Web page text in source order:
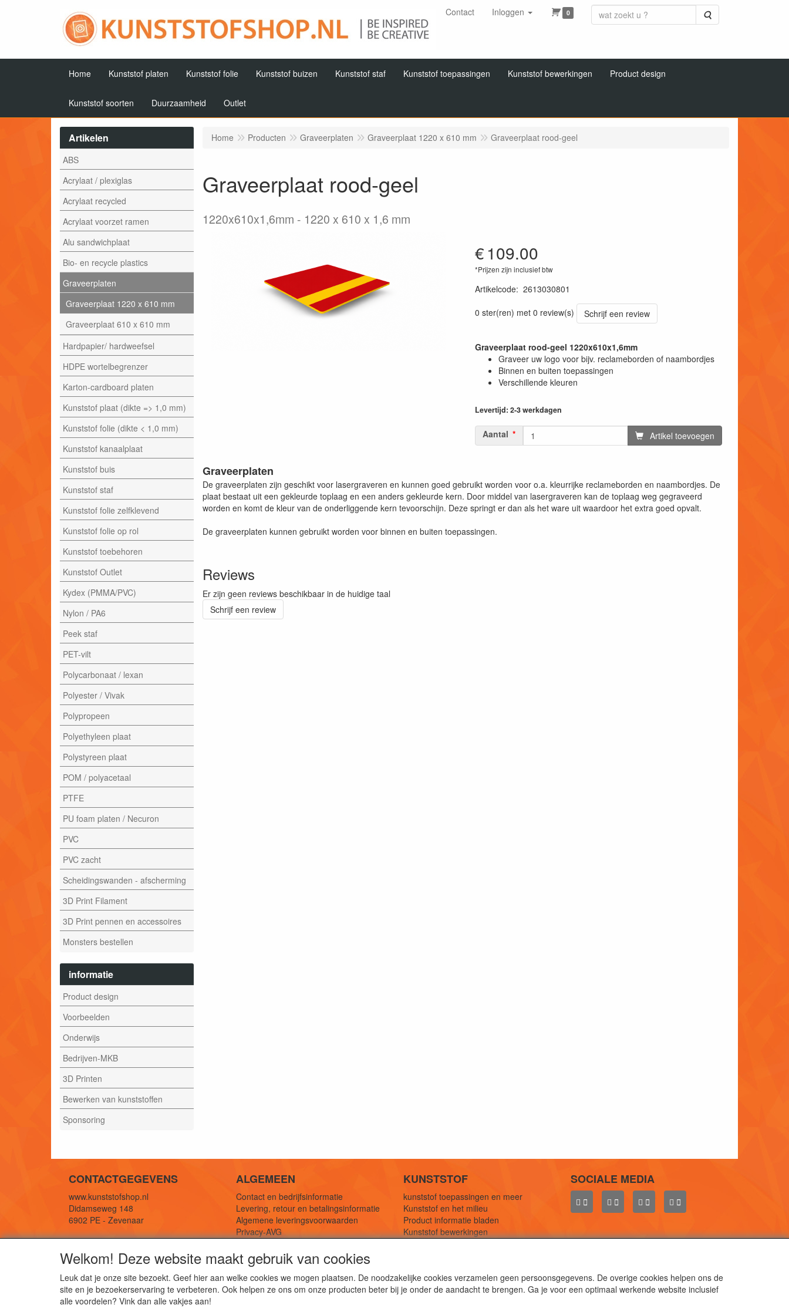
Contact Inloggen 0 Zoeken
Home Kunststof platen Kunststof folie Kunststof buizen Kunststof staf Kunststof toepassingen Kunststof bewerkingen Product design
Kunststof soorten Duurzaamheid Outlet
Artikelen
ABS
Acrylaat / plexiglas
Acrylaat recycled
Acrylaat voorzet ramen
Alu sandwichplaat
Bio- en recycle plastics
Graveerplaten
Graveerplaat 1220 x 610 mm
Graveerplaat 610 x 610 mm
Hardpapier/ hardweefsel
HDPE wortelbegrenzer
Karton-cardboard platen
Kunststof plaat (dikte => 1,0 mm)
Kunststof folie (dikte < 1,0 mm)
Kunststof kanaalplaat
Kunststof buis
Kunststof staf
Kunststof folie zelfklevend
Kunststof folie op rol
Kunststof toebehoren
Kunststof Outlet
Kydex (PMMA/PVC)
Nylon / PA6
Peek staf
PET-vilt
Polycarbonaat / lexan
Polyester / Vivak
Polypropeen
Polyethyleen plaat
Polystyreen plaat
POM / polyacetaal
PTFE
PU foam platen / Necuron
PVC
PVC zacht
Scheidingswanden - afscherming
3D Print Filament
3D Print pennen en accessoires
Monsters bestellen
informatie
Product design
Voorbeelden
Onderwijs
Bedrijven-MKB
3D Printen
Bewerken van kunststoffen
Sponsoring
Home Producten Graveerplaten Graveerplaat 1220 x 610 mm Graveerplaat rood-geel
Graveerplaat rood-geel
1220x610x1,6mm 1220 x 610 x 1,6 mm
€109.00
*Prijzen zijn inclusief btw
Artikelcode: 2613030801
0 ster(ren) met 0 review(s)
Schrijf een review
Graveerplaat rood-geel 1220x610x1,6mm
Graveer uw logo voor bijv. reclameborden of naambordjes
Binnen en buiten toepassingen
Verschillende kleuren
Levertijd: 2-3 werkdagen
Aantal Artikel toevoegen
Graveerplaten
De graveerplaten zijn geschikt voor lasergraveren en kunnen goed gebruikt worden voor o.a. kleurrijke reclameborden en naambordjes. De
plaat bestaat uit een gekleurde toplaag en een anders gekleurde kern. Door middel van lasergraveren kan de toplaag weg gegraveerd
worden en komt de kleur van de onderliggende kern tevoorschijn. Deze springt er dan als het ware uit waardoor het extra goed opvalt.
De graveerplaten kunnen gebruikt worden voor binnen en buiten toepassingen.
Reviews
Er zijn geen reviews beschikbaar in de huidige taal
Schrijf een review
CONTACTGEGEVENS
www.kunststofshop.nl
Didamseweg 148
6902 PE - Zevenaar
Telefoon: +31 (0) 316 241 994
ALGEMEEN
Contact en bedrijfsinformatie
Levering, retour en betalingsinformatie
Algemene leveringsvoorwaarden
Privacy-AVG
KUNSTSTOF
kunststof toepassingen en meer
Kunststof en het milieu
Product informatie bladen
Kunststof bewerkingen
SOCIALE MEDIA
De webshop voor kunststof platen, folies, buizen en staf materiaal.
Welkom! Deze website maakt gebruik van cookies
Leuk dat je onze site bezoekt. Geef hier aan welke cookies we mogen plaatsen. De noodzakelijke cookies verzamelen geen persoonsgegevens. De overige cookies helpen ons de
site en je bezoekerservaring te verbeteren. Ook helpen ze ons om onze producten beter bij je onder de aandacht te brengen. Ga je voor een optimaal werkende website inclusief
alle voordelen? Vink dan alle vakjes aan!